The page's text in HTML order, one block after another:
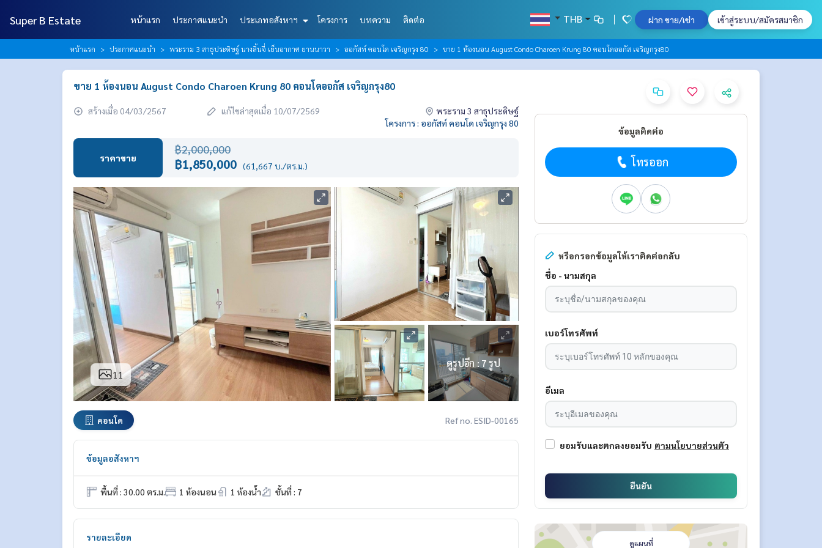
Super B Estate หน้าแรก ประกาศแนะนำ ประเภทอสังหาฯ โครงการ บทความ ติดต่อ THB ฝาก ขาย/เช่า เข้าสู่ระบบ/สมัครสมาชิก
หน้าแรก ประกาศแนะนำ พระราม 3 สาธุประดิษฐ์ นางลิ้นจี่ เย็นอากาศ ยานนาวา ออกัสท์ คอนโด เจริญกรุง 80 ขาย 1 ห้องนอน August Condo Charoen Krung 80 คอนโดออกัส เจริญกรุง80
ขาย 1 ห้องนอน August Condo Charoen Krung 80 คอนโดออกัส เจริญกรุง80
สร้างเมื่อ 04/03/2567 แก้ไขล่าสุดเมื่อ 10/07/2569
พระราม 3 สาธุประดิษฐ์
โครงการ : ออกัสท์ คอนโด เจริญกรุง 80
ราคาขาย
฿2,000,000
฿1,850,000 (61,667 บ./ตร.ม.)
11
ดูรูปอีก : 7 รูป
คอนโด Ref no. ESID-00165
ข้อมูลอสังหาฯ
พื้นที่ : 30.00 ตร.ม. 1 ห้องนอน 1 ห้องน้ำ ชั้นที่ : 7
รายละเอียด
ข้อมูลติดต่อ
โทรออก
หรือกรอกข้อมูลให้เราติดต่อกลับ
ชื่อ - นามสกุล
เบอร์โทรศัพท์
อีเมล
ยอมรับและตกลงยอมรับ ตามนโยบายส่วนตัว
ยืนยัน
ดูแผนที่